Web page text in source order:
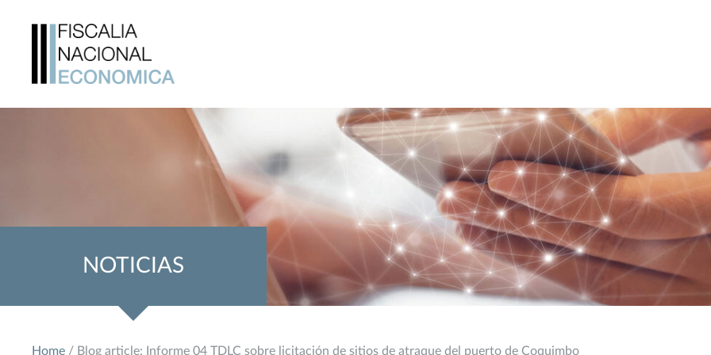
NOTICIAS
Home / Blog article: Informe 04 TDLC sobre licitación de sitios de atraque del puerto de Coquimbo